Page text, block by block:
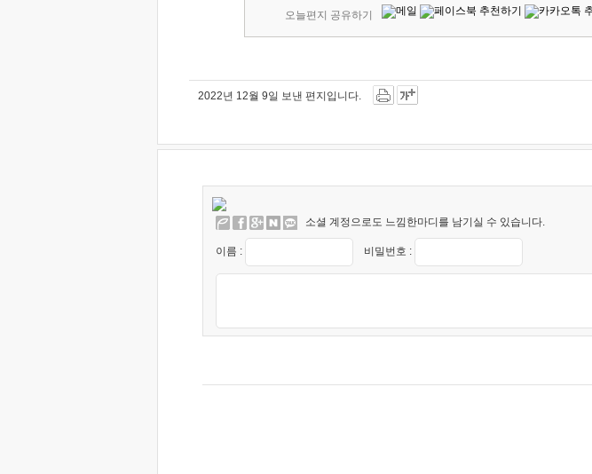
오늘편지 공유하기
2022년 12월 9일 보낸 편지입니다.
소셜 계정으로도 느낌한마디를 남기실 수 있습니다.
이름 : 비밀번호 :